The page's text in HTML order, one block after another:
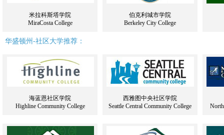
米拉科斯塔学院
MiraCosta College
伯克利城市学院
Berkeley City College
华盛顿州-社区大学推荐：
海蓝恩社区学院
Highline Community College
西雅图中央社区学院
Seattle Central Community College